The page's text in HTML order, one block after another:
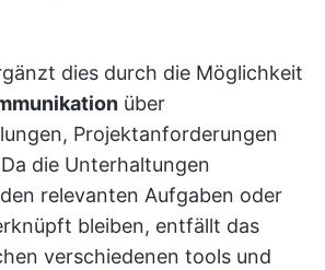
dies durch die Möglichkeit
über
Projektanforderungen
die Unterhaltungen
relevanten Aufgaben oder
bleiben, entfällt das
verschiedenen tools und